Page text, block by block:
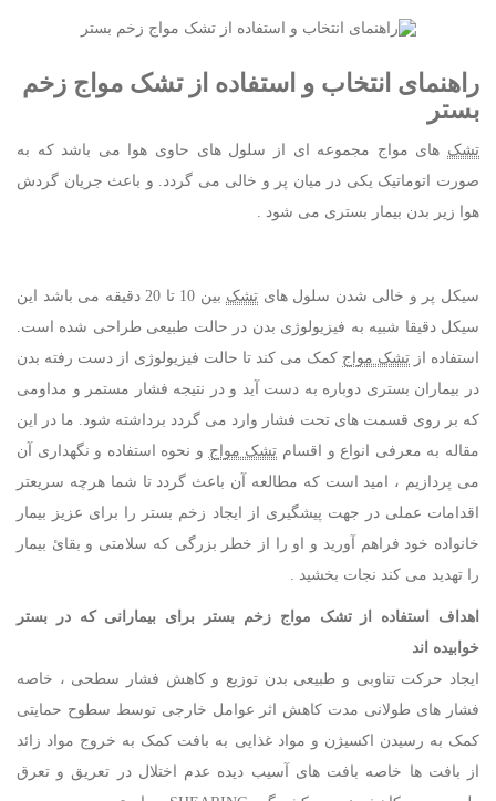
راهنمای انتخاب و استفاده از تشک مواج زخم
بستر
تشک های مواج مجموعه ای از سلول های حاوی هوا می باشد که به
صورت اتوماتیک یکی در میان پر و خالی می گردد. و باعث جریان گردش
هوا زیر بدن بیمار بستری می شود .
سیکل پر و خالی شدن سلول های تشک
بین 10 تا 20 دقیقه می باشد این
سیکل دقیقا شبیه به فیزیولوژی بدن در حالت طبیعی طراحی شده است.
استفاده از تشک مواج کمک می کند تا حالت فیزیولوژی از دست رفته بدن
در بیماران بستری دوباره به دست آید و در نتیجه فشار مستمر و مداومی
که بر روی قسمت های تحت فشار وارد می گردد برداشته شود. ما در این
مقاله به معرفی انواع و اقسام تشک مواج و نحوه استفاده و نگهداری آن
می پردازیم ، امید است که مطالعه آن باعث گردد تا شما هرچه سریعتر
اقدامات عملی در جهت پیشگیری از ایجاد زخم بستر را برای عزیز بیمار
خانواده خود فراهم آورید و او را از خطر بزرگی که سلامتی و بقائ بیمار
را تهدید می کند نجات بخشید .
اهداف استفاده از تشک مواج زخم بستر برای بیمارانی که در بستر
خوابیده اند
ایجاد حرکت تناوبی و طبیعی بدن توزیع و کاهش فشار سطحی ، خاصه
فشار های طولانی مدت کاهش اثر عوامل خارجی توسط سطوح حمایتی
کمک به رسیدن اکسیژن و مواد غذایی به بافت کمک به خروج مواد زائد
از بافت ها خاصه بافت های آسیب دیده عدم اختلال در تعریق و تعرق